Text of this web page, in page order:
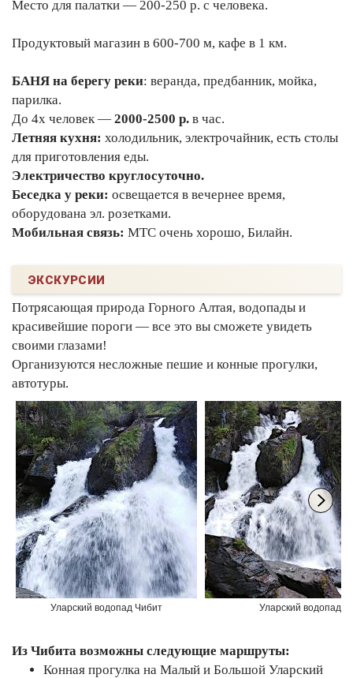
Место для палатки — 200-250 р. с человека.
Продуктовый магазин в 600-700 м, кафе в 1 км.
БАНЯ на берегу реки: веранда, предбанник, мойка,
парилка.
До 4х человек — 2000-2500 р. в час.
Летняя кухня: холодильник, электрочайник, есть столы
для приготовления еды.
Электричество круглосуточно.
Беседка у реки: освещается в вечернее время,
оборудована эл. розетками.
Мобильная связь: МТС очень хорошо, Билайн.
ЭКСКУРСИИ
Потрясающая природа Горного Алтая, водопады и
красивейшие пороги — все это вы сможете увидеть
своими глазами!
Организуются несложные пешие и конные прогулки,
автотуры.
Уларский водопад Чибит Уларский водопад
Из Чибита возможны следующие маршруты:
Конная прогулка на Малый и Большой Уларский